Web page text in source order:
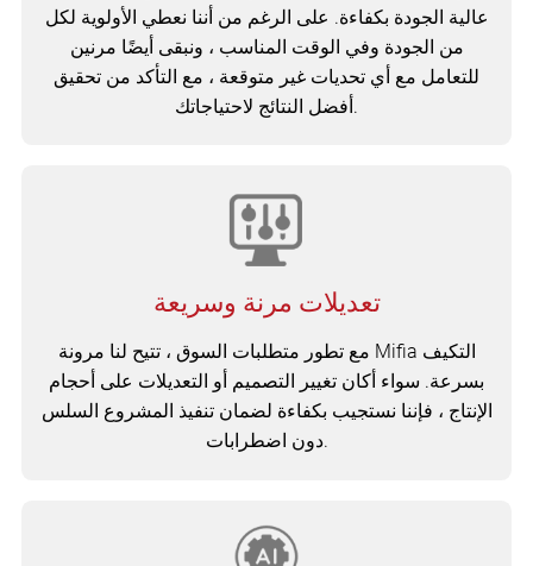
عالية الجودة بكفاءة. على الرغم من أننا نعطي الأولوية لكل
من الجودة وفي الوقت المناسب ، ونبقى أيضًا مرنين
للتعامل مع أي تحديات غير متوقعة ، مع التأكد من تحقيق
أفضل النتائج لاحتياجاتك.
تعديلات مرنة وسريعة
مع تطور متطلبات السوق ، تتيح لنا مرونة Mifia التكيف
بسرعة. سواء أكان تغيير التصميم أو التعديلات على أحجام
الإنتاج ، فإننا نستجيب بكفاءة لضمان تنفيذ المشروع السلس
دون اضطرابات.